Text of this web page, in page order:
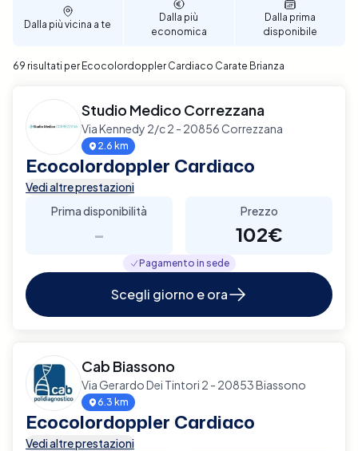
affidabile e di qualità.
Dalla più vicina a te
Dalla più
economica
Dalla prima
disponibile
69 risultati per Ecocolordoppler Cardiaco Carate Brianza
Studio Medico Correzzana
Via Kennedy 2/c 2 - 20856 Correzzana
2.6 km
Ecocolordoppler Cardiaco
Vedi altre prestazioni
Prima disponibilità
-
Prezzo
102€
Pagamento in sede
Scegli giorno e ora
Cab Biassono
Via Gerardo Dei Tintori 2 - 20853 Biassono
6.3 km
Ecocolordoppler Cardiaco
Vedi altre prestazioni